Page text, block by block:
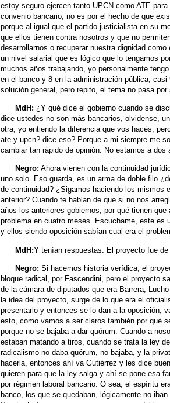
estoy seguro ejercen tanto UPCN como ATE
convenio bancario, no es por el hecho de que
porque al igual que el partido justicialista en su
que ellos tienen contra nosotros y que no
desarrollarnos o recuperar nuestra dignidad
un nivel salarial que es lógico que lo tengamos
muchos años trabajando, yo personalmente
en el banco y 8 en la administración pública,
solución general, pero repito, el tema no pasa por
MdH: ¿Y qué dice el gobierno cuando se
dice ustedes no son más bancarios, olvidense,
otra, yo entiendo la diferencia que vos hacés,
ate y upcn? dice eso? Porque a mi siempre me
cambiar tan rápido de opinión. No estamos a dos
Negro: Ahora vienen con la continuidad
uno solo. Eso guarda, es un arma de doble filo
de continuidad? ¿Sigamos haciendo los mismos
anterior? Cuando te hablan de que si no nos
años los anteriores gobiernos, por qué tienen que
problema en cuatro meses. Escuchame, este es
y ellos siendo oposición sabían cual era el
MdH:Y tenían respuestas. El proyecto fue
Negro: Si hacemos historia verídica, el
bloque radical, por Fascendini, pero el proyecto
de la cámara de diputados que era Barrera,
la idea del proyecto, surge de lo que era el
presentarlo y entonces se lo dan a la oposición,
esto, como vamos a ser claros también por qué
porque no se bajaba a dar quórum. Cuando a
estaban matando a tiros, cuando se trata la ley
radicalismo no daba quórum, no bajaba, y la
hacerla, entonces ahí va Gutiérrez y les dice
quieren para que la ley salga y ahí se pone esa
por régimen laboral bancario. O sea, el espíritu
banco, los que se quedaban, lógicamente no